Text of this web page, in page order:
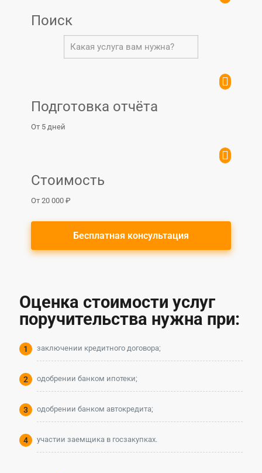
Поиск
Подготовка отчёта
От 5 дней
Стоимость
От 20 000 ₽
Бесплатная консультация
Оценка стоимости услуг
поручительства нужна при:
заключении кредитного договора;
одобрении банком ипотеки;
одобрении банком автокредита;
участии заемщика в госзакупках.